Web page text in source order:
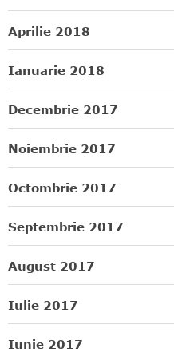
Aprilie 2018
Ianuarie 2018
Decembrie 2017
Noiembrie 2017
Octombrie 2017
Septembrie 2017
August 2017
Iulie 2017
Iunie 2017